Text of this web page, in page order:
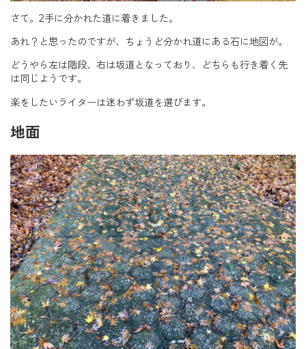
さて。2手に分かれた道に着きました。
あれ？と思ったのですが、ちょうど分かれ道にある石に地図が。
どうやら左は階段、右は坂道となっており、どちらも行き着く先
は同じようです。
楽をしたいライターは迷わず坂道を選びます。
地面